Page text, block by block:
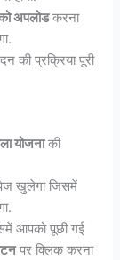
को अपलोडकरना
की प्रक्रिया पूरी
योजनाकी
खुलेगा जिसमें
आपको पूछी गई
पर क्लिक करना